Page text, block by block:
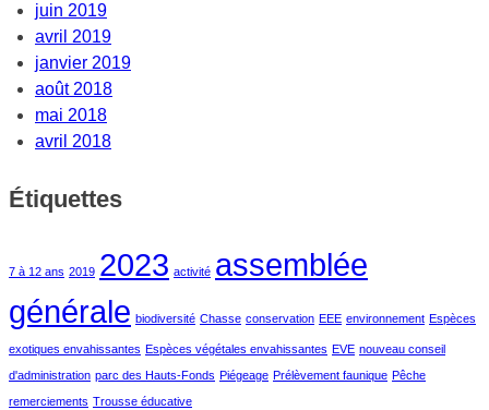
juin 2019
avril 2019
janvier 2019
août 2018
mai 2018
avril 2018
Étiquettes
7 à 12 ans 2019 2023 activité assemblée
générale biodiversité Chasse conservation EEE environnement Espèces
exotiques envahissantes Espèces végétales envahissantes EVE nouveau conseil
d'administration parc des Hauts-Fonds Piégeage Prélèvement faunique Pêche
remerciements Trousse éducative